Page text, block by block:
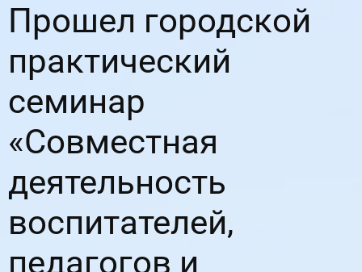
Прошел городской
практический
семинар
«Совместная
деятельность
воспитателей,
педагогов и